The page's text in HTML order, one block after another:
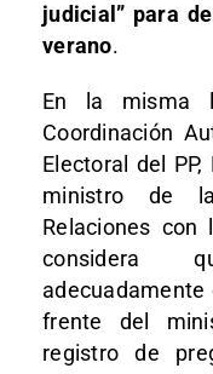
judicial” para
verano.
En la misma
Coordinación
Electoral del
ministro de
Relaciones con
considera
adecuadamente
frente del
registro de